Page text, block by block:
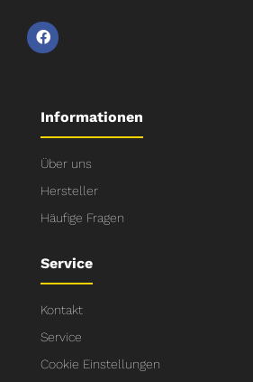
Informationen
Über uns
Hersteller
Häufige Fragen
Service
Kontakt
Service
Cookie Einstellungen